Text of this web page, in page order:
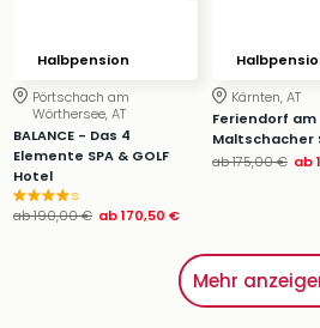
Halbpension
Pörtschach am
Wörthersee, AT
BALANCE - Das 4
Elemente SPA & GOLF
Hotel
s
ab190,00 € ab170,50 €
Kärnten, AT
Feriendorf am
Maltschacher
ab175,00 € ab
Mehr